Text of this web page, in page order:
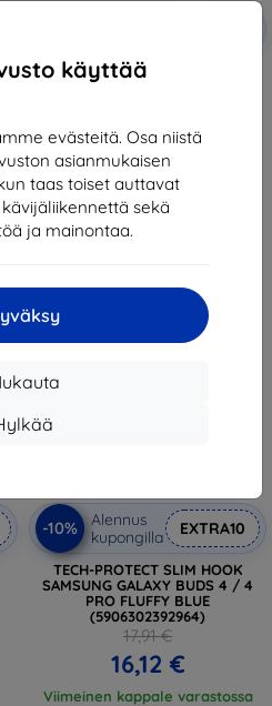
käyttää
evästeitä. Osa niistä
asianmukaisen
taas toiset auttavat
sekä
ja mainontaa.
RINGKE ONYX MAGNETIC
MAGSAFE SAMSUNG GALAXY
22,90 €
20,61 €
Varastossa > 5 kpl
-10%
-10%
Alennus
kupongilla
EXTRA10
TECH-PROTECT SLIM HOOK
SAMSUNG GALAXY BUDS 4 / 4
PRO FLUFFY BLUE
(5906302392964)
17,91 €
16,12 €
Viimeinen kappale varastossa